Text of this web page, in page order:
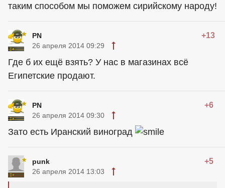
таким способом мы поможем сирийскому народу!
PN +13
26 апреля 2014 09:29
Где б их ещё взять? У нас в магазинах всё
Египетские продают.
PN +6
26 апреля 2014 09:30
Зато есть Иранский виноград
punk +5
26 апреля 2014 13:03